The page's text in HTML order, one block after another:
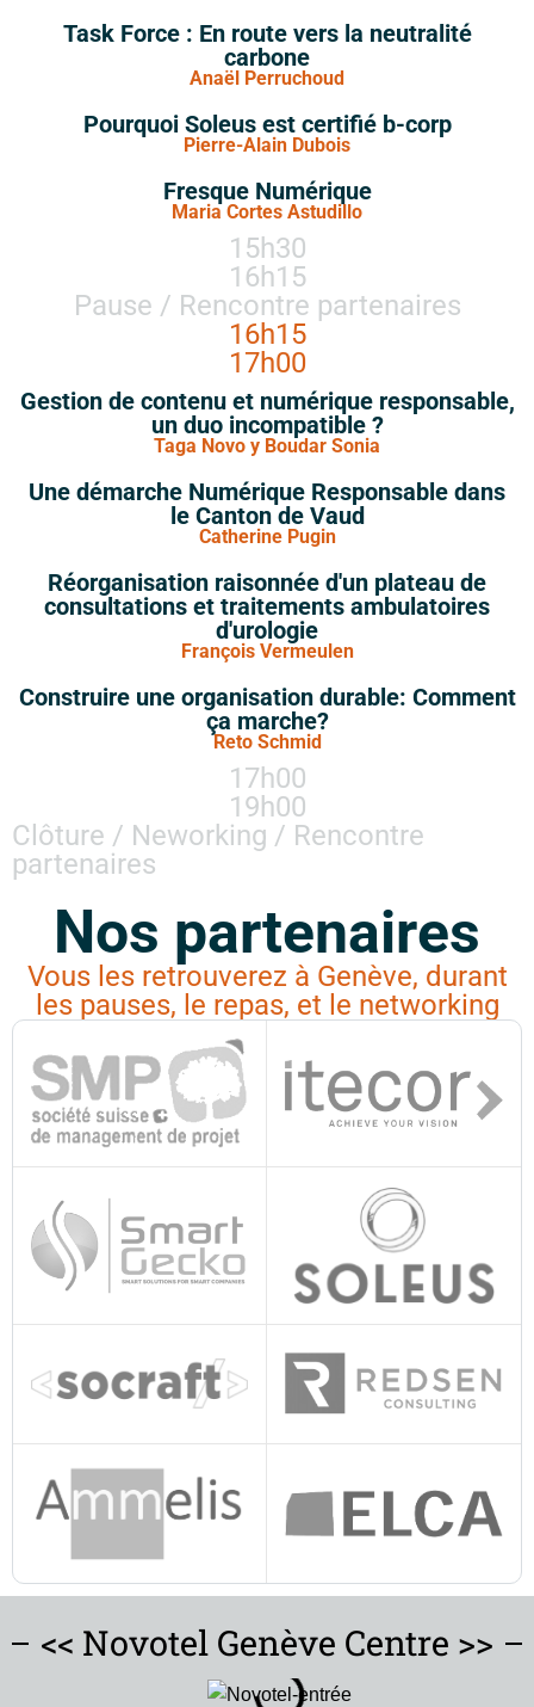
15h30
16h15
Pause / Rencontre partenaires
17h00
19h00
Clôture / Neworking / Rencontre
partenaires
Task Force : En route vers la neutralité
carbone
Anaël Perruchoud
Pourquoi Soleus est certifié b-corp
Pierre-Alain Dubois
Fresque Numérique
Maria Cortes Astudillo
16h15
17h00
Une démarche Numérique Responsable dans
le Canton de Vaud
Catherine Pugin
Réorganisation raisonnée d'un plateau de
consultations et traitements ambulatoires
d'urologie
François Vermeulen
Construire une organisation durable: Comment
ça marche?
Reto Schmid
Gestion de contenu et numérique responsable,
un duo incompatible ?
Taga Novo y Boudar Sonia
Nos partenaires
Vous les retrouverez à Genève, durant
les pauses, le repas, et le networking
<< Novotel Genève Centre >>